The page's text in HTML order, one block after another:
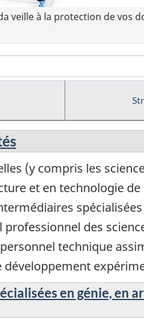
veille à la protection de vos
(y compris les
et en technologie
des
technique
développement
en génie, en